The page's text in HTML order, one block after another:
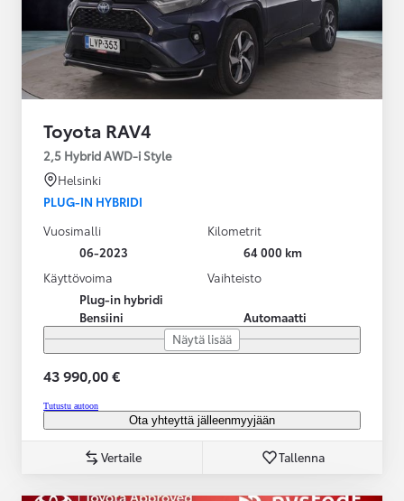
Toyota RAV4
2,5 Hybrid AWD-i Style
Helsinki
PLUG-IN HYBRIDI
Vuosimalli
06-2023
Kilometrit
64 000 km
Käyttövoima
Plug-in hybridi
Bensiini
Vaihteisto
Automaatti
Näytä lisää
43 990,00 €
Tutustu autoon
Ota yhteyttä jälleenmyyjään
Vertaile Tallenna